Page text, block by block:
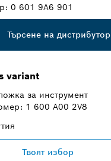
0 601 9A6 901
Търсене на дистрибутор
variant
за инструмент
1 600 A00 2V8
Твоят избор